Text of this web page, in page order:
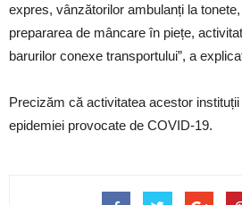
expres, vânzătorilor ambulanți la
prepararea de mâncare în piețe,
barurilor conexe transportului”, a
Precizăm că activitatea acestor
epidemiei provocate de COVID-19.